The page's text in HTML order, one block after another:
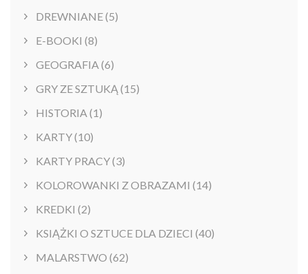
DREWNIANE(5)
E-BOOKI (8)
GEOGRAFIA (6)
GRY ZE SZTUKĄ(15)
HISTORIA (1)
KARTY(10)
KARTY PRACY(3)
KOLOROWANKI Z OBRAZAMI (14)
KREDKI (2)
KSIĄŻKI O SZTUCE DLA DZIECI (40)
MALARSTWO (62)